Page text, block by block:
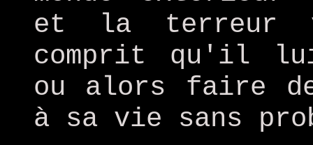
et la terreur y
comprit qu'il
ou alors faire
à sa vie sans